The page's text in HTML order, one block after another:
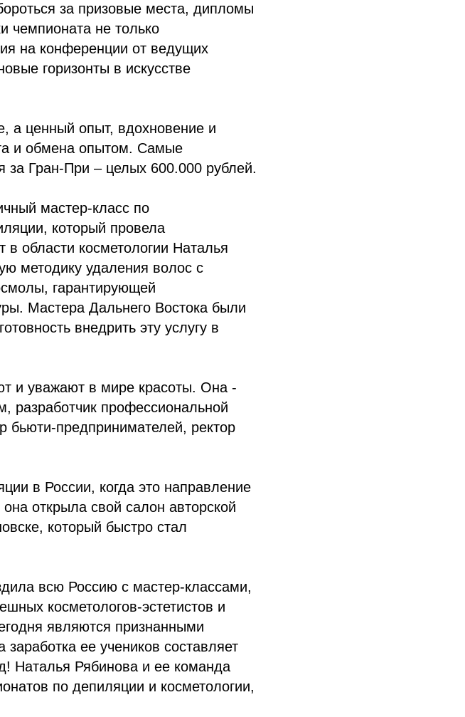
за призовые места, дипломы
чемпионата не только
на конференции от ведущих
горизонты в искусстве
а ценный опыт, вдохновение и
и обмена опытом. Самые
за Гран-При – целых 600.000 рублей.
мастер-класс по
который провела
в области косметологии Наталья
методику удаления волос с
гарантирующей
Мастера Дальнего Востока были
внедрить эту услугу в
и уважают в мире красоты. Она -
разработчик профессиональной
бьюти-предпринимателей, ректор
в России, когда это направление
открыла свой салон авторской
который быстро стал
всю Россию с мастер-классами,
косметологов-эстетистов и
являются признанными
ее учеников составляет
Наталья Рябинова и ее команда
по депиляции и косметологии,